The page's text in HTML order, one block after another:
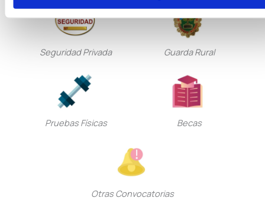
Seguridad Privada Guarda Rural
Pruebas Físicas Becas
Otras Convocatorias